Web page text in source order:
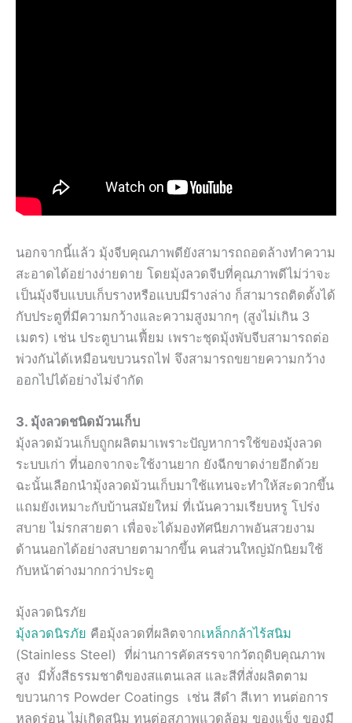
นอกจากนี้แล้ว มุ้งจีบคุณภาพดียังสามารถถอดล้างทำความ
สะอาดได้อย่างง่ายดาย โดยมุ้งลวดจีบที่คุณภาพดีไม่ว่าจะ
เป็นมุ้งจีบแบบเก็บรางหรือแบบมีรางล่าง ก็สามารถติดตั้งได้
กับประตูที่มีความกว้างและความสูงมากๆ (สูงไม่เกิน 3
เมตร) เช่น ประตูบานเฟี้ยม เพราะชุดมุ้งพับจีบสามารถต่อ
พ่วงกันได้เหมือนขบวนรถไฟ จึงสามารถขยายความกว้าง
ออกไปได้อย่างไม่จำกัด
3. มุ้งลวดชนิดม้วนเก็บ
มุ้งลวดม้วนเก็บถูกผลิตมาเพราะปัญหาการใช้ของมุ้งลวด
ระบบเก่า ที่นอกจากจะใช้งานยาก ยังฉีกขาดง่ายอีกด้วย
ฉะนั้นเลือกนำมุ้งลวดม้วนเก็บมาใช้แทนจะทำให้สะดวกขึ้น
แถมยังเหมาะกับบ้านสมัยใหม่ ที่เน้นความเรียบหรู โปร่ง
สบาย ไม่รกสายตา เพื่อจะได้มองทัศนียภาพอันสวยงาม
ด้านนอกได้อย่างสบายตามากขึ้น คนส่วนใหญ่มักนิยมใช้
กับหน้าต่างมากกว่าประตู
มุ้งลวดนิรภัย
มุ้งลวดนิรภัย คือมุ้งลวดที่ผลิตจากเหล็กกล้าไร้สนิม
(Stainless Steel) ที่ผ่านการคัดสรรจากวัตถุดิบคุณภาพ
สูง มีทั้งสีธรรมชาติของสแตนเลส และสีที่สั่งผลิตตาม
ขบวนการ Powder Coatings เช่น สีดำ สีเทา ทนต่อการ
หลุดร่อน ไม่เกิดสนิม ทนต่อสภาพแวดล้อม ของแข็ง ของมี